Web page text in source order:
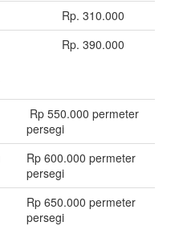
Rp. 310.000
Rp. 390.000
Rp 550.000 permeter
persegi
Rp 600.000 permeter
persegi
Rp 650.000 permeter
persegi